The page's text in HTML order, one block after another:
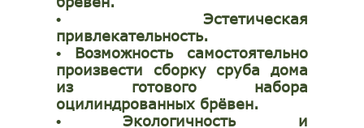
• Эстетическая
привлекательность.
• Возможность самостоятельно
произвести сборку сруба дома
из готового набора
оцилиндрованных брёвен.
• Экологичность и